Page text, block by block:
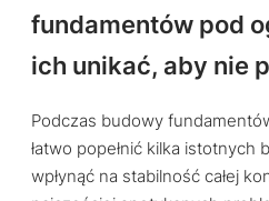
fundamentów pod
ich unikać, aby nie
Podczas budowy
łatwo popełnić kilka istotnych
wpłynąć na stabilność całej